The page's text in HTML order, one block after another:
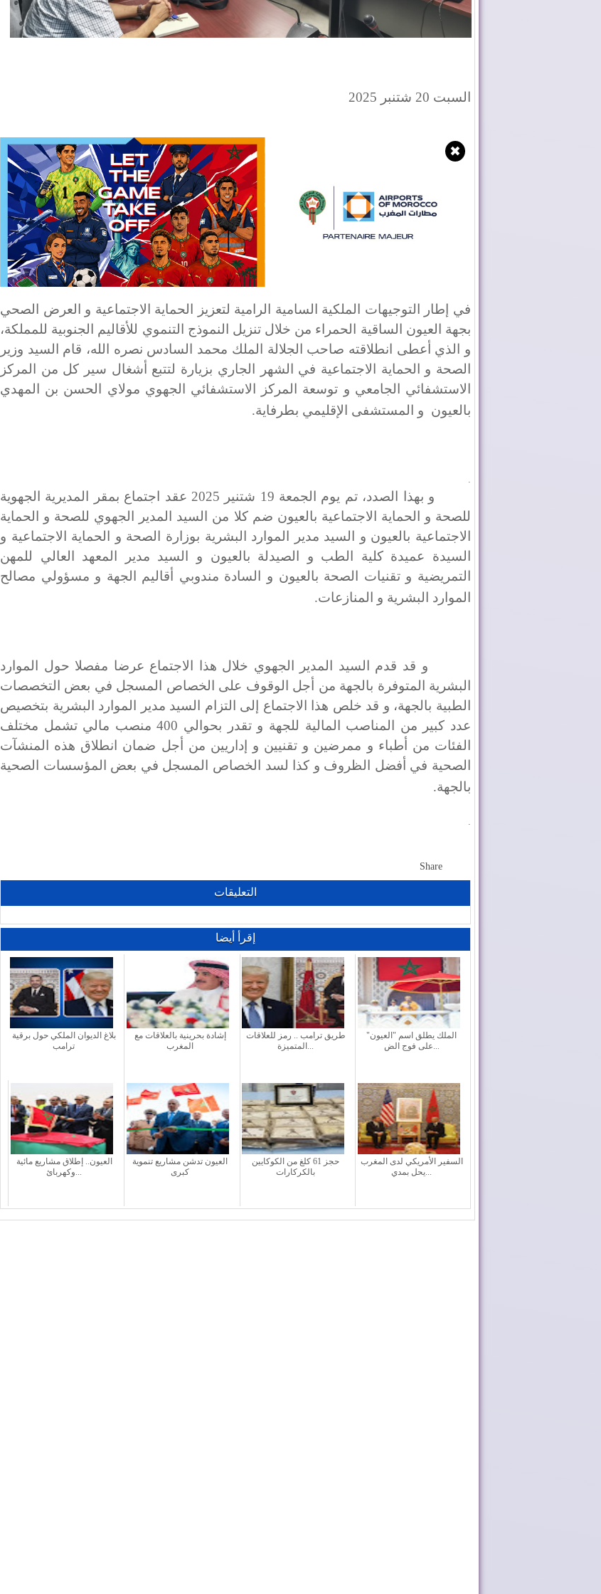
السبت 20 شتنبر 2025
✖
في إطار التوجيهات الملكية السامية الرامية لتعزيز الحماية الاجتماعية و العرض الصحي
بجهة العيون الساقية الحمراء من خلال تنزيل النموذج التنموي للأقاليم الجنوبية للمملكة،
و الذي أعطى انطلاقته صاحب الجلالة الملك محمد السادس نصره الله، قام السيد وزير
الصحة و الحماية الاجتماعية في الشهر الجاري بزيارة لتتبع أشغال سير كل من المركز
الاستشفائي الجامعي و توسعة المركز الاستشفائي الجهوي مولاي الحسن بن المهدي
بالعيون و المستشفى الإقليمي بطرفاية.
.
و بهذا الصدد، تم يوم الجمعة 19 شتنير 2025 عقد اجتماع بمقر المديرية الجهوية
للصحة و الحماية الاجتماعية بالعيون ضم كلا من السيد المدير الجهوي للصحة و الحماية
الاجتماعية بالعيون و السيد مدير الموارد البشرية بوزارة الصحة و الحماية الاجتماعية و
السيدة عميدة كلية الطب و الصيدلة بالعيون و السيد مدير المعهد العالي للمهن
التمريضية و تقنيات الصحة بالعيون و السادة مندوبي أقاليم الجهة و مسؤولي مصالح
الموارد البشرية و المنازعات.
و قد قدم السيد المدير الجهوي خلال هذا الاجتماع عرضا مفصلا حول الموارد
البشرية المتوفرة بالجهة من أجل الوقوف على الخصاص المسجل في بعض التخصصات
الطبية بالجهة، و قد خلص هذا الاجتماع إلى التزام السيد مدير الموارد البشرية بتخصيص
عدد كبير من المناصب المالية للجهة و تقدر بحوالي 400 منصب مالي تشمل مختلف
الفئات من أطباء و ممرضين و تقنيين و إداريين من أجل ضمان انطلاق هذه المنشآت
الصحية في أفضل الظروف و كذا لسد الخصاص المسجل في بعض المؤسسات الصحية
بالجهة.
.
Share
التعليقات
إقرأ أيضا
بلاغ الديوان الملكي حول برقية
ترامب
إشادة بحرينية بالعلاقات مع
المغرب
طريق ترامب .. رمز للعلاقات
المتميزة...
الملك يطلق اسم "العيون"
على فوج الض...
العيون.. إطلاق مشاريع مائية
وكهربائ...
العيون تدشن مشاريع تنموية
كبرى
حجز 61 كلغ من الكوكايين
بالكركارات
السفير الأمريكي لدى المغرب
يحل بمدي...